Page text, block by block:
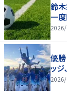
鈴
一
優勝
ッジ